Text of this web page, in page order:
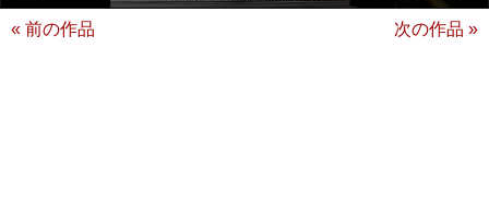
« 前の作品 次の作品 »